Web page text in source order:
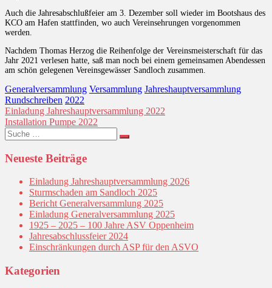
Auch die Jahresabschlußfeier am 3. Dezember soll wieder im Bootshaus des
KCO am Hafen stattfinden, wo auch Vereinsehrungen vorgenommen
werden.
Nachdem Thomas Herzog die Reihenfolge der Vereinsmeisterschaft für das
Jahr 2021 verlesen hatte, saß man noch bei einem gemeinsamen Abendessen
am schön gelegenen Vereinsgewässer Sandloch zusammen.
Generalversammlung Versammlung Jahreshauptversammlung
Rundschreiben 2022
Beitragsnavigation
Einladung Jahreshauptversammlung 2022
Installation Pumpe 2022
Suche
nach:
Neueste Beiträge
Einladung Jahreshauptversammlung 2026
Sturmschaden am Sandloch 2025
Bericht Generalversammlung 2025
Einladung Generalversammlung 2025
1925 – 2025 – 100 Jahre ASV Oppenheim
Jahresabschlussfeier 2024
Einschränkungen durch ASP für den ASVO
Kategorien